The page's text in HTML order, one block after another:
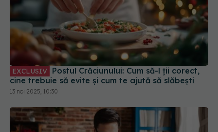
EXCLUSIV
cine trebuie să evite și cum te ajută să slăbești
13 noi 2025, 10:30